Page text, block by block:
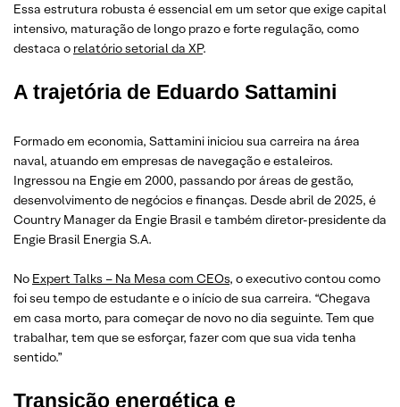
Essa estrutura robusta é essencial em um setor que exige capital
intensivo, maturação de longo prazo e forte regulação, como
destaca o relatório setorial da XP.
A trajetória de Eduardo Sattamini
Formado em economia, Sattamini iniciou sua carreira na área
naval, atuando em empresas de navegação e estaleiros.
Ingressou na Engie em 2000, passando por áreas de gestão,
desenvolvimento de negócios e finanças. Desde abril de 2025, é
Country Manager da Engie Brasil e também diretor-presidente da
Engie Brasil Energia S.A.
No Expert Talks – Na Mesa com CEOs, o executivo contou como
foi seu tempo de estudante e o início de sua carreira. “Chegava
em casa morto, para começar de novo no dia seguinte. Tem que
trabalhar, tem que se esforçar, fazer com que sua vida tenha
sentido.”
Transição energética e